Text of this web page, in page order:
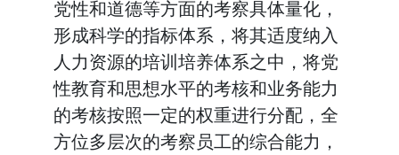
党性和道德等方面的考察具体量化，
形成科学的指标体系，将其适度纳入
人力资源的培训培养体系之中，将党
性教育和思想水平的考核和业务能力
的考核按照一定的权重进行分配，全
方位多层次的考察员工的综合能力，